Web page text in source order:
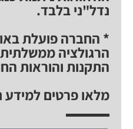
נדל"ני בלבד.
* החברה פועלת
הרגולציה
התקנות והוראות
מלאו פרטים למידע